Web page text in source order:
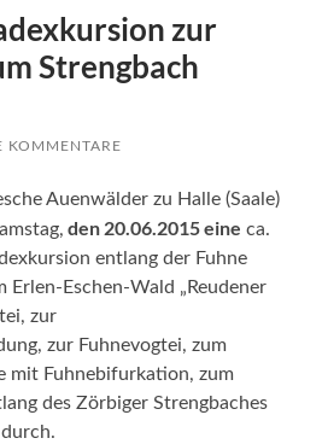
zur
Strengbach
KOMMENTARE
Auenwälder zu Halle (Saale)
den 20.06.2015 eine ca.
entlang der Fuhne
Erlen-Eschen-Wald „Reudener
zur
zur Fuhnevogtei, zum
mit Fuhnebifurkation, zum
des Zörbiger Strengbaches